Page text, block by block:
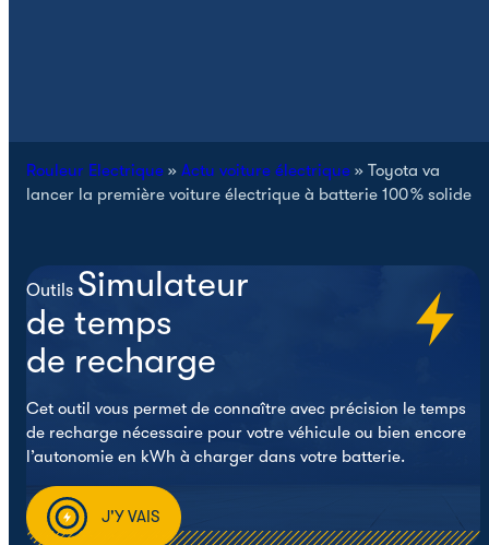
Rouleur Electrique » Actu voiture électrique » Toyota va
lancer la première voiture électrique à batterie 100 % solide
Outils Simulateur
de temps
de recharge
Cet outil vous permet de connaître avec précision le temps
de recharge nécessaire pour votre véhicule ou bien encore
l’autonomie en kWh à charger dans votre batterie.
J'Y VAIS